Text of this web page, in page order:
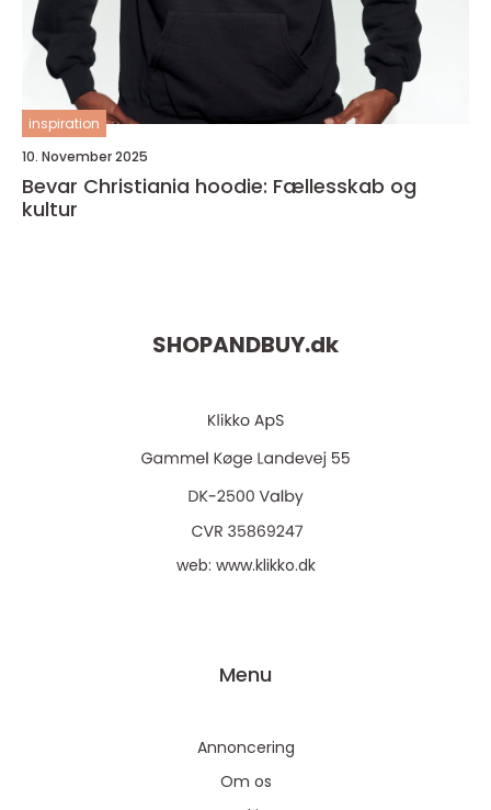
inspiration
10. November 2025
Bevar Christiania hoodie: Fællesskab og
kultur
SHOPANDBUY.dk
web: www.klikko.dk
Menu
Annoncering
Om os